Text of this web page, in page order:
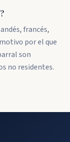
francés,
por el que
son
no residentes.